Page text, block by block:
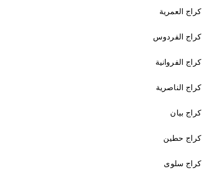
كراج العمرية
كراج الفردوس
كراج الفروانية
كراج الناصرية
كراج بيان
كراج حطين
كراج سلوى